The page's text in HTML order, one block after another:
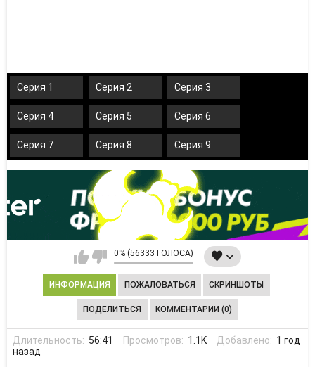
Серия 1 Серия 2 Серия 3
Серия 4 Серия 5 Серия 6
Серия 7 Серия 8 Серия 9
0% (56333 ГОЛОСА)
ИНФОРМАЦИЯ ПОЖАЛОВАТЬСЯ СКРИНШОТЫ
ПОДЕЛИТЬСЯ КОММЕНТАРИИ (0)
Длительность: 56:41 Просмотров: 1.1K Добавлено: 1 год
назад